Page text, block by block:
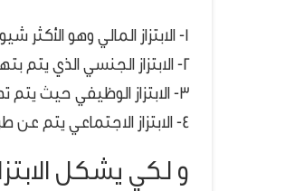
1- الابتزاز المالي وهو الأكثر شيوعاً حيث يهدف المبتز للحصول على مال من الضحية.
2- الابتزاز الجنسي الذي يتم بتهديد الضحية بنشر صور أو فيديوهات حميمة له.
3- الابتزاز الوظيفي حيث يتم تهديد الموظف بفصله من العمل إذا لم يستجب لمطالب المبتز.
4- الابتزاز الاجتماعي يتم عن طريق تهديد الضحية بتشويه سمعتها اجتماعياً.
و لكي يشكل